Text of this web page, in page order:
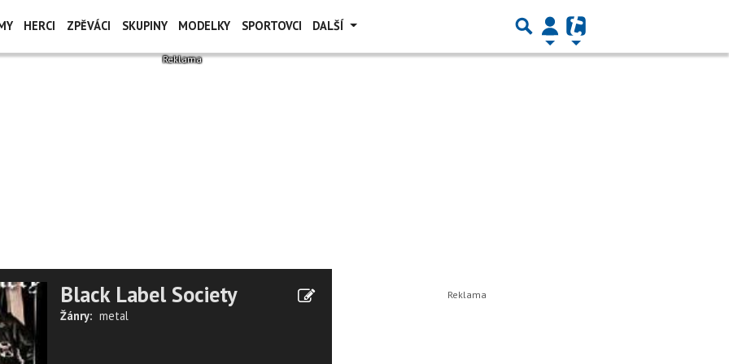
HERCI ZPĚVÁCI SKUPINY MODELKY SPORTOVCI DALŠÍ
Black Label Society
Žánry: metal